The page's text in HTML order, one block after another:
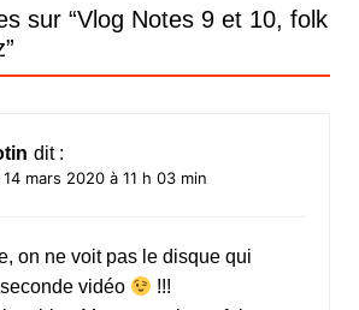
sur “Vlog Notes 9 et 10, folk
”
dit :
mars 2020 à 11 h 03 min
on ne voit pas le disque qui
vidéo
!!!